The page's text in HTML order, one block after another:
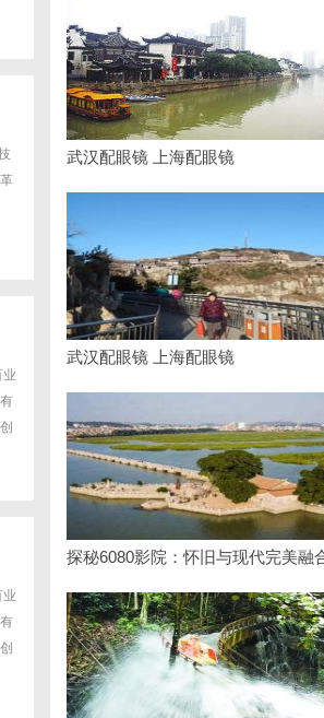
武汉配眼镜 上海配眼镜
武汉配眼镜 上海配眼镜